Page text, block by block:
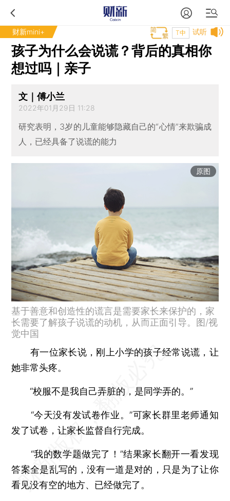
财新mini+ 试听
T中
孩子为什么会说谎？背后的真相你
想过吗｜亲子
文｜傅小兰
2022年01月29日 11:28
研究表明，3岁的儿童能够隐藏自己的“心情”来欺骗成
人，已经具备了说谎的能力
原图
基于善意和创造性的谎言是需要家长来保护的，家
长需要了解孩子说谎的动机，从而正面引导。图/视
觉中国
有一位家长说，刚上小学的孩子经常说谎，让
她非常头疼。
“校服不是我自己弄脏的，是同学弄的。”
“今天没有发试卷作业。”可家长群里老师通知
发了试卷，让家长监督自行完成。
“我的数学题做完了！”结果家长翻开一看发现
答案全是乱写的，没有一道是对的，只是为了让你
看见没有空的地方、已经做完了。